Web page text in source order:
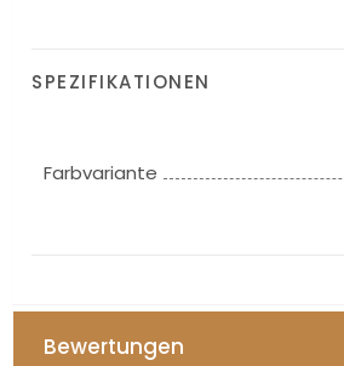
SPEZIFIKATIONEN
Farbvariante
Bewertungen